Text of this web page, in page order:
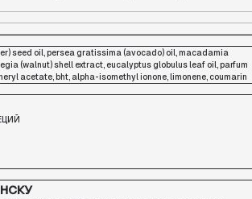
seed oil, persea gratissima (avocado) oil, macadamia
(walnut) shell extract, eucalyptus globulus leaf oil, parfum
acetate, bht, alpha-isomethyl ionone, limonene, coumarin